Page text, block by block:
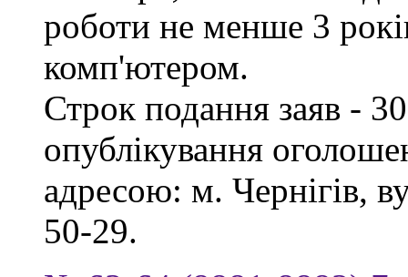
роботи не менше 3
комп'ютером.
Строк подання заяв -
опублікування
адресою: м. Чернігів,
50-29.